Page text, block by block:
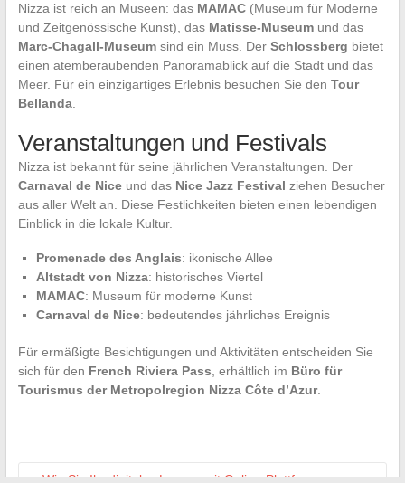
Nizza ist reich an Museen: das MAMAC(Museum für Moderne
und Zeitgenössische Kunst), das Matisse-Museumund das
Marc-Chagall-Museumsind ein Muss. Der Schlossberg bietet
einen atemberaubenden Panoramablick auf die Stadt und das
Meer. Für ein einzigartiges Erlebnis besuchen Sie den Tour
Bellanda.
Veranstaltungen und Festivals
Nizza ist bekannt für seine jährlichen Veranstaltungen. Der
Carnaval de Niceund das Nice Jazz Festival ziehen Besucher
aus aller Welt an. Diese Festlichkeiten bieten einen lebendigen
Einblick in die lokale Kultur.
Promenade des Anglais: ikonische Allee
Altstadt von Nizza: historisches Viertel
MAMAC: Museum für moderne Kunst
Carnaval de Nice: bedeutendes jährliches Ereignis
Für ermäßigte Besichtigungen und Aktivitäten entscheiden Sie
sich für den French Riviera Pass, erhältlich im Büro für
Tourismus der Metropolregion Nizza Côte d’Azur.
Wie Sie Ihr digitales Lernen mit Online-Plattformen